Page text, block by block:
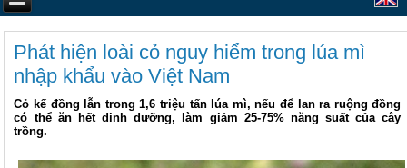
Phát hiện loài cỏ nguy hiểm trong lúa mì
nhập khẩu vào Việt Nam
Cỏ kế đồng lẫn trong 1,6 triệu tấn lúa mì, nếu để lan ra ruộng đồng
có thể ăn hết dinh dưỡng, làm giảm 25-75% năng suất của cây
trồng.